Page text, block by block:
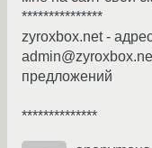
***************
zyroxbox.net -
предложений
**************